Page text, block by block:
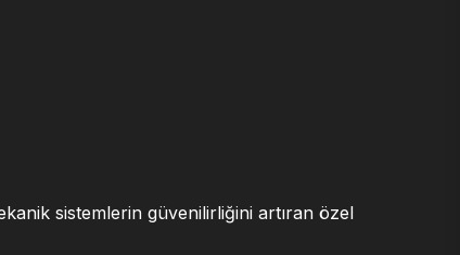
sistemlerin güvenilirliğini artıran özel